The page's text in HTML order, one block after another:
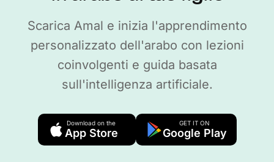
Scarica Amal e inizia l'apprendimento
personalizzato dell'arabo con lezioni
coinvolgenti e guida basata
sull'intelligenza artificiale.
Download on the
App Store
GET IT ON
Google Play